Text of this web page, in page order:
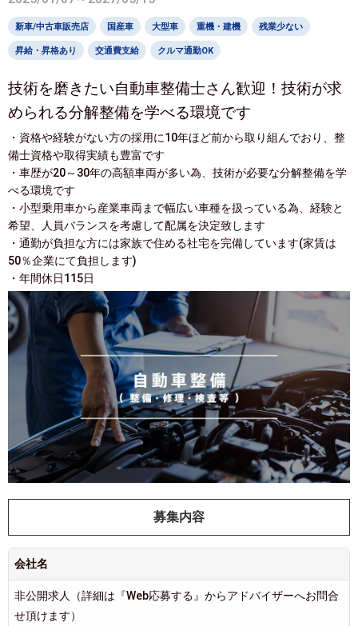
新車/中古車販売店 国産車 大型車 重機・建機 残業少ない
昇給・昇格あり 交通費支給 クルマ通勤OK
技術を磨きたい自動車整備士さん歓迎！技術が求
められる分解整備を学べる環境です
・資格や経験がない方の採用に10年ほど前から取り組んでおり、整
備士資格や取得実績も豊富です
・車歴が20～30年の高額車両が多い為、技術が必要な分解整備を学
べる環境です
・小型乗用車から産業車両まで幅広い車種を扱っている為、経験と
希望、人員バランスを考慮して配属を決定致します
・通勤が負担な方には家族で住める社宅を完備しています(家賃は
50％企業にて負担します)
・年間休日115日
募集内容
会社名
非公開求人（詳細は『Web応募する』からアドバイザーへお問合
せ頂けます）